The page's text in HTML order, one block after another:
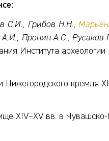
С.И., Грибов Н.Н.,
Пронин А.С., Русаков
Института
Нижегородского кремля
XIV–XV вв. в